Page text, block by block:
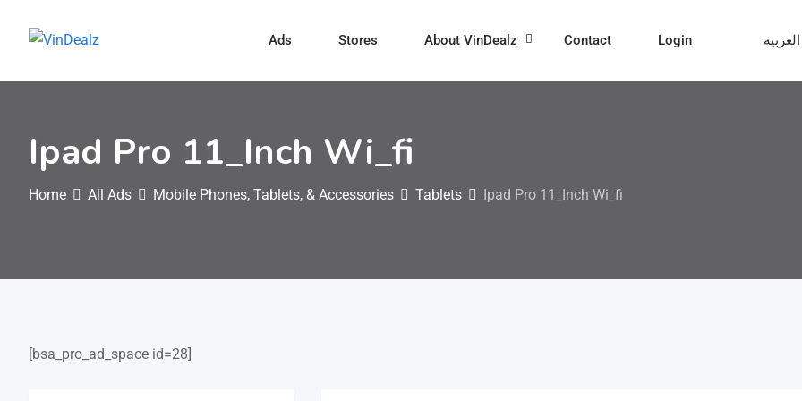
Ads Stores About VinDealz Contact Login العربية
Ipad Pro 11_Inch Wi_fi
Home All Ads Mobile Phones, Tablets, & Accessories Tablets Ipad Pro 11_Inch Wi_fi
[bsa_pro_ad_space id=28]